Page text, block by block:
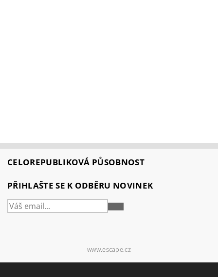
CELOREPUBLIKOVÁ PŮSOBNOST
PŘIHLAŠTE SE K ODBĚRU NOVINEK
PŘIHLÁSIT
www.escape.cz